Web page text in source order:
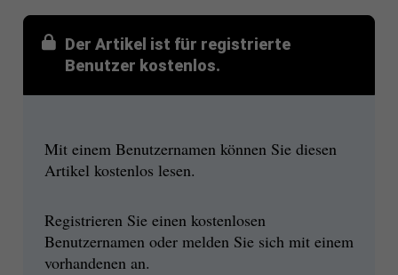
Der Artikel ist für registrierte
Benutzer kostenlos.
Mit einem Benutzernamen können Sie diesen
Artikel kostenlos lesen.
Registrieren Sie einen kostenlosen
Benutzernamen oder melden Sie sich mit einem
vorhandenen an.